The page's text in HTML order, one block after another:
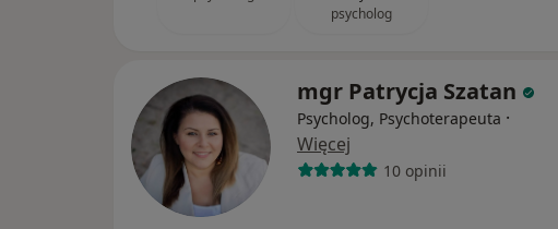
psycholog
mgr Patrycja Szatan
Psycholog, Psychoterapeuta ·
Więcej
10 opinii